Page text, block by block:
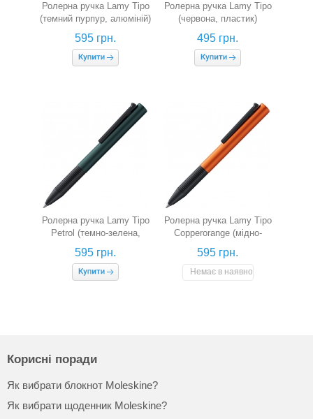
Ролерна ручка Lamy Tipo
(темний пурпур, алюміній)
595 грн.
Ролерна ручка Lamy Tipo
(червона, пластик)
495 грн.
Ролерна ручка Lamy Tipo
Petrol (темно-зелена,
алюміній)
595 грн.
Ролерна ручка Lamy Tipo
Copperorange (мідно-
помаранчева, алюміній)
595 грн.
Немає в наявності
Корисні поради
Як вибрати блокнот Moleskine?
Як вибрати щоденник Moleskine?